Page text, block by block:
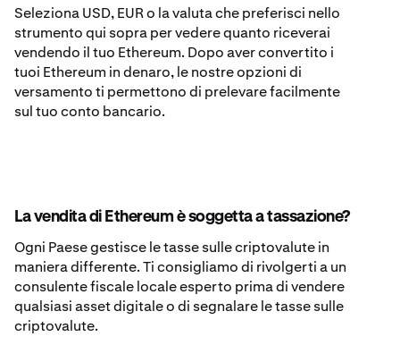
Seleziona USD, EUR o la valuta che preferisci nello
strumento qui sopra per vedere quanto riceverai
vendendo il tuo Ethereum. Dopo aver convertito i
tuoi Ethereum in denaro, le nostre opzioni di
versamento ti permettono di prelevare facilmente
sul tuo conto bancario.
La vendita di Ethereum è soggetta a tassazione?
Ogni Paese gestisce le tasse sulle criptovalute in
maniera differente. Ti consigliamo di rivolgerti a un
consulente fiscale locale esperto prima di vendere
qualsiasi asset digitale o di segnalare le tasse sulle
criptovalute.